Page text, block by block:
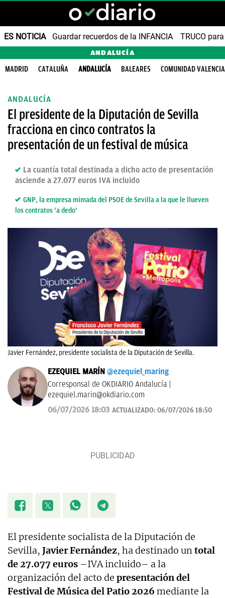
ES NOTICIA Guardar recuerdos de la INFANCIA TRUCO
ANDALUCÍA
MADRID CATALUÑA ANDALUCÍA BALEARES COMUNIDAD
ANDALUCÍA
El presidente de la Diputación de Sevilla
fracciona en cinco contratos la
presentación de un festival de música
La cuantía total destinada a dicho acto de presentación
asciende a 27.077 euros IVA incluido
GNP, la empresa mimada del PSOE de Sevilla a la que le llueven
los contratos ‘a dedo’
Javier Fernández, presidente socialista de la Diputación de Sevilla.
EZEQUIEL MARÍN @ezequiel_maring
Corresponsal de OKDIARIO Andalucía |
ezequiel.marin@okdiario.com
06/07/2026 18:03 ACTUALIZADO: 06/07/2026 18:50
El presidente socialista de la Diputación de
Sevilla, Javier Fernández, ha destinado untotal
de 27.077 euros –IVA incluido– a la
organización del acto de presentación del
Festival de Música del Patio 2026 mediante la